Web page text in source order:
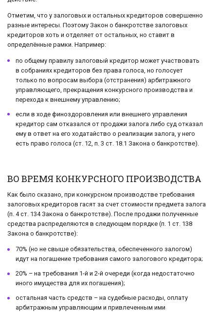
Отметим, что у залоговых и остальных кредиторов совершенно
разные интересы. Поэтому Закон о банкротстве залоговых
кредиторов хоть и отделяет от остальных, но ставит в
определённые рамки. Например:
по общему правилу залоговый кредитор может участвовать
в собраниях кредиторов без права голоса, но голосует
только по вопросам выбора (отстранения) арбитражного
управляющего, прекращения конкурсного производства и
перехода к внешнему управлению;
если в ходе финоздоровления или внешнего управления
кредитор сам отказался от продажи залога либо суд отказал
ему в ответ на его ходатайство о реализации залога, у него
есть право голоса (ст. 12, п. 3 ст. 18.1 Закона о банкротстве).
ВО ВРЕМЯ КОНКУРСНОГО ПРОИЗВОДСТВА
Как было сказано, при конкурсном производстве требования
залоговых кредиторов гасят за счет стоимости предмета залога
(п. 4 ст. 134 Закона о банкротстве). После продажи полученные
средства распределяются в следующем порядке (п. 1 ст. 138
Закона о банкротстве):
70% (но не свыше обязательства, обеспеченного залогом)
идут на погашение требования самого залогового кредитора;
20% – на требования 1-й и 2-й очереди (когда недостаточно
иного имущества для их погашения);
остальная часть средств – на судебные расходы, оплату
арбитражным управляющим и привлеченным ими